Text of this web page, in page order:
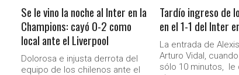
Se le vino la noche al Inter en la
Champions: cayó 0-2 como
local ante el Liverpool
Dolorosa e injusta derrota del
equipo de los chilenos ante el
Tardío ingreso de
en el 1-1 del Inter
La entrada de
Arturo Vidal,
sólo 10 minutos, le